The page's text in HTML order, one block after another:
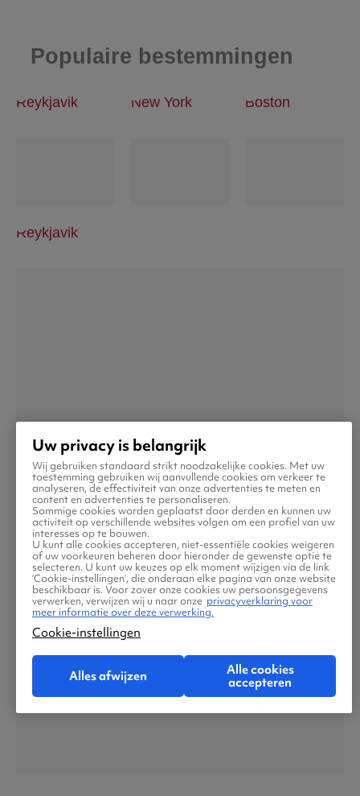
Populaire bestemmingen
Reykjavik New York Boston
Reykjavik
New York
Uw privacy is belangrijk
Wij gebruiken standaard strikt noodzakelijke cookies. Met uw
toestemming gebruiken wij aanvullende cookies om verkeer te
analyseren, de effectiviteit van onze advertenties te meten en
content en advertenties te personaliseren.
Sommige cookies worden geplaatst door derden en kunnen uw
activiteit op verschillende websites volgen om een profiel van uw
interesses op te bouwen.
U kunt alle cookies accepteren, niet-essentiële cookies weigeren
of uw voorkeuren beheren door hieronder de gewenste optie te
selecteren. U kunt uw keuzes op elk moment wijzigen via de link
‘Cookie-instellingen’, die onderaan elke pagina van onze website
beschikbaar is. Voor zover onze cookies uw persoonsgegevens
verwerken, verwijzen wij u naar onze privacyverklaring voor
meer informatie over deze verwerking.
Cookie-instellingen
Alles afwijzen
Alle cookies
accepteren